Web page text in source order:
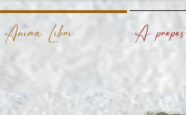
Anima Libri A propos